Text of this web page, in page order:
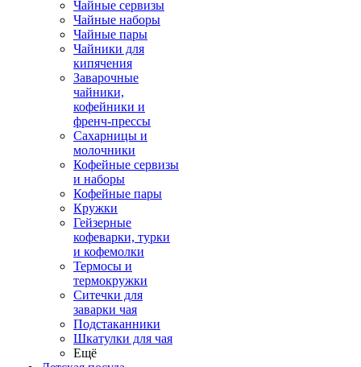
Чайные сервизы
Чайные наборы
Чайные пары
Чайники для
кипячения
Заварочные
чайники,
кофейники и
френч-прессы
Сахарницы и
молочники
Кофейные сервизы
и наборы
Кофейные пары
Кружки
Гейзерные
кофеварки, турки
и кофемолки
Термосы и
термокружки
Ситечки для
заварки чая
Подстаканники
Шкатулки для чая
Ещё